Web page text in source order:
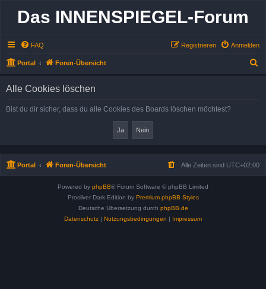
Das INNENSPIEGEL-Forum
FAQ Anmelden
Registrieren
Portal Foren-Übersicht
Alle Cookies löschen
Bist du dir sicher, dass du alle Cookies des Boards löschen möchtest?
Portal Foren-Übersicht Alle Zeiten sind UTC+02:00
Powered by phpBB® Forum Software © phpBB Limited
Prosilver Dark Edition by Premium phpBB Styles
Deutsche Übersetzung durch phpBB.de
Datenschutz | Nutzungsbedingungen | Impressum